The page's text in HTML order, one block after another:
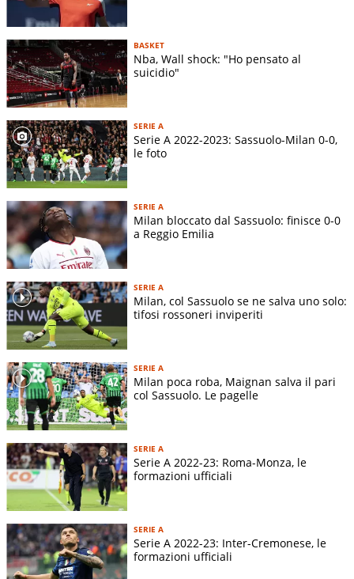
BASKET
Nba, Wall shock: "Ho pensato al
suicidio"
SERIE A
Serie A 2022-2023: Sassuolo-Milan 0-0,
le foto
SERIE A
Milan bloccato dal Sassuolo: finisce 0-0
a Reggio Emilia
SERIE A
Milan, col Sassuolo se ne salva uno solo:
tifosi rossoneri inviperiti
SERIE A
Milan poca roba, Maignan salva il pari
col Sassuolo. Le pagelle
SERIE A
Serie A 2022-23: Roma-Monza, le
formazioni ufficiali
SERIE A
Serie A 2022-23: Inter-Cremonese, le
formazioni ufficiali